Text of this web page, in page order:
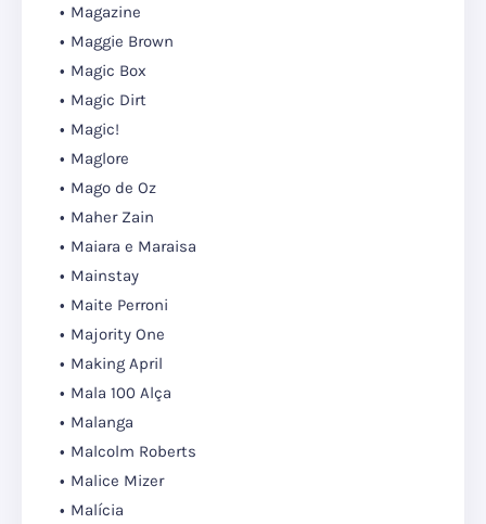
Magazine
Maggie Brown
Magic Box
Magic Dirt
Magic!
Maglore
Mago de Oz
Maher Zain
Maiara e Maraisa
Mainstay
Maite Perroni
Majority One
Making April
Mala 100 Alça
Malanga
Malcolm Roberts
Malice Mizer
Malícia